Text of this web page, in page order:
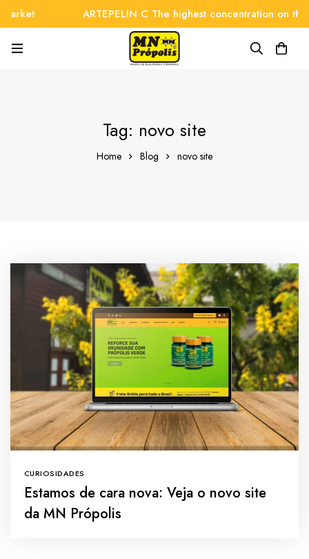
ARTEPELIN C The highest concentration on the
Tag: novo site
Home Blog novo site
CURIOSIDADES
Estamos de cara nova: Veja o novo site
da MN Própolis